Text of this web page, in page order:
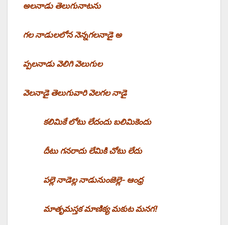
అలనాడు తెలుగునాటను
గల నాడులలోన నెన్నగలనాడై అ
ప్పలనాడు వెలిగి వెలుగుల
వెలనాడై తెలుగువారి వెలగల నాడై
కలిమికే లోటు లేదందు బలిమికెందు
దీటు గనరాదు లేమికి చోటు లేదు
పల్లె నాడెల్ల నాడునుంజెల్లె- ఆంధ్ర
మాతృమస్తక మాణిక్య మకుట మనగ!